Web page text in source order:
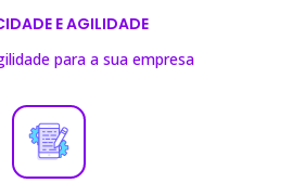
E AGILIDADE
para a sua empresa